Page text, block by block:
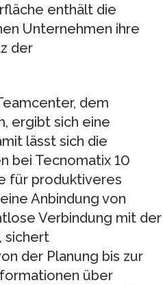
enthält die
Unternehmen ihre
der
dem
ergibt sich eine
lässt sich die
bei Tecnomatix 10
für produktiveres
Anbindung von
Verbindung mit der
sichert
der Planung bis zur
über